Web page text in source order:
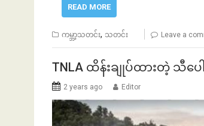
READ MORE
ကမ္ဘာ့သတင်း, သတင်း Leave a
TNLA ထိန်းချုပ်ထားတဲ့ သီပ
2 years ago Editor